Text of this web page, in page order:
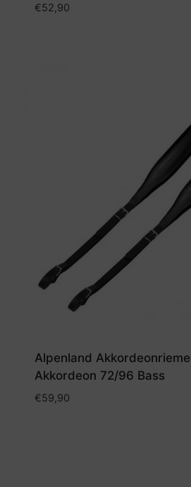
€52,90
Alpenland
Akkordeon 72/96 Bass
€59,90